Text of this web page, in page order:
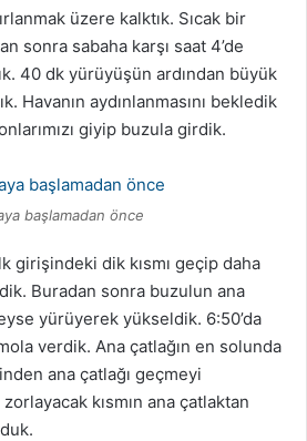
üzere kalktık. Sıcak bir
sonra sabaha karşı saat 4’de
40 dk yürüyüşün ardından büyük
Havanın aydınlanmasını bekledik
giyip buzula girdik.
başlamadan önce
girişindeki dik kısmı geçip daha
Buradan sonra buzulun ana
yürüyerek yükseldik. 6:50’da
verdik. Ana çatlağın en solunda
ana çatlağı geçmeyi
kısmın ana çatlaktan